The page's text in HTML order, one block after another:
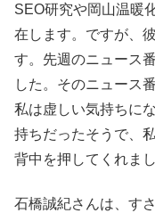
SEO研究や岡山温暖
在します。ですが、
す。先週のニュース
した。そのニュース
私は虚しい気持ちに
持ちだったそうで、
背中を押してくれまし
石橋誠紀さんは、す